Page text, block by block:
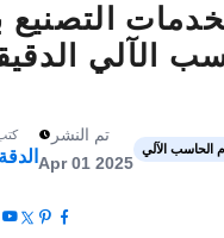
التصنيع
الآلي
تم النشر
Apr 01 2025
الحاسب الآلي